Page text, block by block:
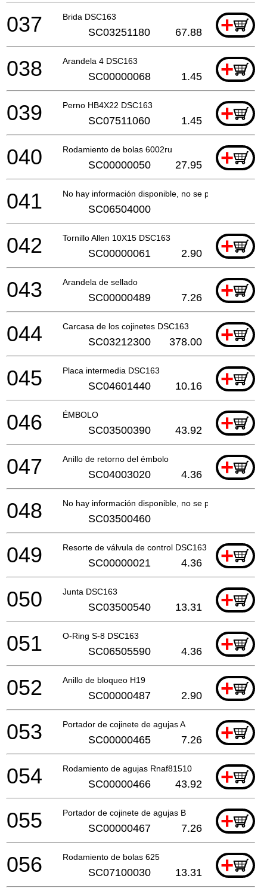
Brida DSC163 +
037 SC03251180 67.88
Arandela 4 DSC163 +
038 SC00000068 1.45
Perno HB4X22 DSC163 +
039 SC07511060 1.45
Rodamiento de bolas 6002ru +
040 SC00000050 27.95
No hay información disponible, no se puede pedir
041 SC06504000
Tornillo Allen 10X15 DSC163 +
042 SC00000061 2.90
Arandela de sellado +
043 SC00000489 7.26
Carcasa de los cojinetes DSC163 +
044 SC03212300 378.00
Placa intermedia DSC163 +
045 SC04601440 10.16
ÉMBOLO +
046 SC03500390 43.92
Anillo de retorno del émbolo +
047 SC04003020 4.36
No hay información disponible, no se puede pedir
048 SC03500460
Resorte de válvula de control DSC163 +
049 SC00000021 4.36
Junta DSC163 +
050 SC03500540 13.31
O-Ring S-8 DSC163 +
051 SC06505590 4.36
Anillo de bloqueo H19 +
052 SC00000487 2.90
Portador de cojinete de agujas A +
053 SC00000465 7.26
Rodamiento de agujas Rnaf81510 +
054 SC00000466 43.92
Portador de cojinete de agujas B +
055 SC00000467 7.26
Rodamiento de bolas 625 +
056 SC07100030 13.31